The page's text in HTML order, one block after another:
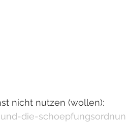
nicht nutzen (wollen):
die-